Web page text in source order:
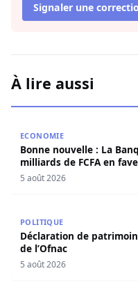
Signaler une
À lire aussi
ECONOMIE
Bonne nouvelle : La
milliards de FCFA en
5 août 2026
POLITIQUE
Déclaration de
de l’Ofnac
5 août 2026